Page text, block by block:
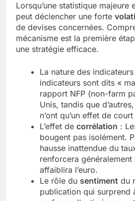
Lorsqu’une statistique majeure
peut déclencher une forte
de devises concernées.
mécanisme est la première
une stratégie efficace.
La nature des
indicateurs sont dits «
rapport NFP (non-farm
Unis, tandis que
n’ont qu’un effet de
L’effet de corrélation :
bougent pas isolément.
hausse inattendue du
renforcera
affaiblira l’euro.
Le rôle du sentiment du
publication qui surprend